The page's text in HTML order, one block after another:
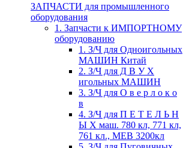
ЗАПЧАСТИ для промышленного
оборудования
1. Запчасти к ИМПОРТНОМУ
оборудованию
1. З/Ч для Одноигольных
МАШИН Китай
2. З/Ч для Д В У Х
игольных МАШИН
3. З/Ч для О в е р л о к о
в
4. З/Ч для П Е Т Е Л Ь Н
Ы Х маш. 780 кл, 771 кл,
761 кл., MEB 3200кл